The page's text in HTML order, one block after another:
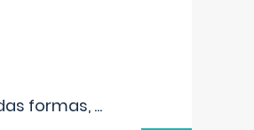
formas, ...